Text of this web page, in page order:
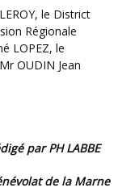
le District
Régionale
LOPEZ, le
OUDIN Jean
par PH LABBE
de la Marne